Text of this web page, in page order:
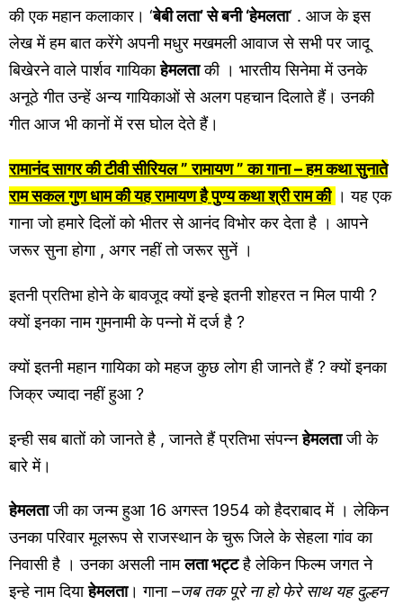
की एक महान कलाकार। ‘बेबी लता’ से बनी ‘हेमलता‘ . आज के इस
लेख में हम बात करेंगे अपनी मधुर मखमली आवाज से सभी पर जादू
बिखेरने वाले पार्शव गायिकाहेमलताकी । भारतीय सिनेमा में उनके
अनूठे गीत उन्हें अन्य गायिकाओं से अलग पहचान दिलाते हैं। उनकी
गीत आज भी कानों में रस घोल देते हैं।
रामानंद सागर की टीवी सीरियल ” रामायण ” का गाना – हम कथा सुनाते
राम सकल गुण धाम की यह रामायण है पुण्य कथा श्री राम की । यह एक
गाना जो हमारे दिलों को भीतर से आनंद विभोर कर देता है । आपने
जरूर सुना होगा , अगर नहीं तो जरूर सुनें ।
इतनी प्रतिभा होने के बावजूद क्यों इन्हे इतनी शोहरत न मिल पायी ?
क्यों इनका नाम गुमनामी के पन्नो में दर्ज है ?
क्यों इतनी महान गायिका को महज कुछ लोग ही जानते हैं ? क्यों इनका
जिक्र ज्यादा नहीं हुआ ?
इन्ही सब बातों को जानते है , जानते हैं प्रतिभा संपन्नहेमलताजी के
बारे में।
हेमलताजी का जन्म हुआ 16 अगस्त 1954 को हैदराबाद में । लेकिन
उनका परिवार मूलरूप से राजस्थान के चुरू जिले के सेहला गांव का
निवासी है । उनका असली नामलता भट्टहै लेकिन फिल्म जगत ने
इन्हे नाम दियाहेमलता। गाना –जब तक पूरे ना हो फेरे साथ यह दुल्हन